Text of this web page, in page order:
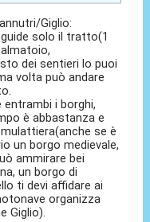
Giglio:
solo il tratto(1
dei sentieri lo puoi
volta può andare
i borghi,
è abbastanza e
se è
un borgo medievale,
ammirare bei
un borgo di
ti devi affidare ai
organizza
Giglio).